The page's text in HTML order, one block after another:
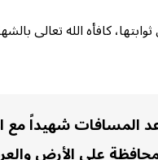
كافأه الله تعالى
المسافات شهيداً مع